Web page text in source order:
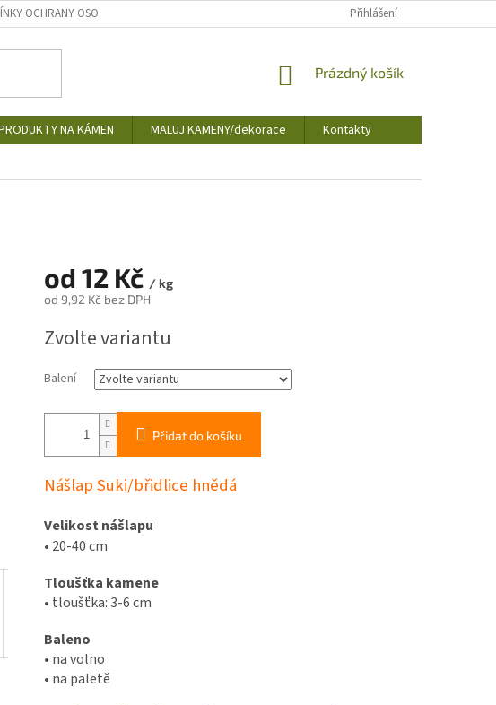
OCHRANY OSOBNÍCH ÚDAJŮ Přihlášení
NÁKUPNÍ
Prázdný košík
NA KÁMEN MALUJ KAMENY/dekorace
Kontakty
od 12 Kč / kg
od 9,92 Kčbez DPH
cena:
Zvolte variantu
Balení
Přidat do košíku
Nášlap Suki/břidlice hnědá
Velikost nášlapu
• 20-40 cm
Tloušťka kamene
• tloušťka: 3-6 cm
Baleno
• na volno
• na paletě